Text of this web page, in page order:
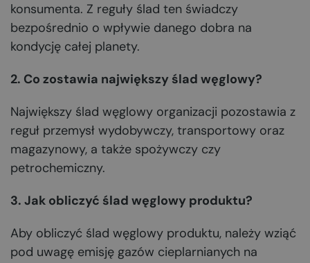
konsumenta. Z reguły ślad ten świadczy
bezpośrednio o wpływie danego dobra na
kondycję całej planety.
2. Co zostawia największy ślad węglowy?
Największy ślad węglowy organizacji pozostawia z
reguł przemysł wydobywczy, transportowy oraz
magazynowy, a także spożywczy czy
petrochemiczny.
3. Jak obliczyć ślad węglowy produktu?
Aby obliczyć ślad węglowy produktu, należy wziąć
pod uwagę emisję gazów cieplarnianych na